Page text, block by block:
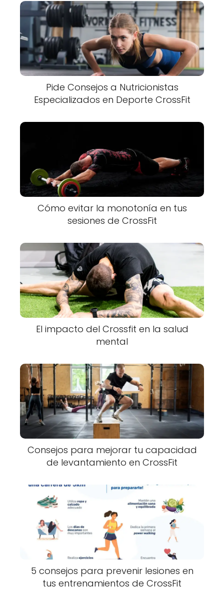
Pide Consejos a Nutricionistas
Especializados en Deporte CrossFit
Cómo evitar la monotonía en tus
sesiones de CrossFit
El impacto del Crossfit en la salud
mental
Consejos para mejorar tu capacidad
de levantamiento en CrossFit
5 consejos para prevenir lesiones en
tus entrenamientos de CrossFit